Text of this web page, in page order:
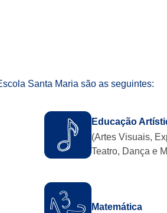
Santa Maria são as seguintes:
Educação
(Artes Visuais,
Teatro, Dança e
Matemática